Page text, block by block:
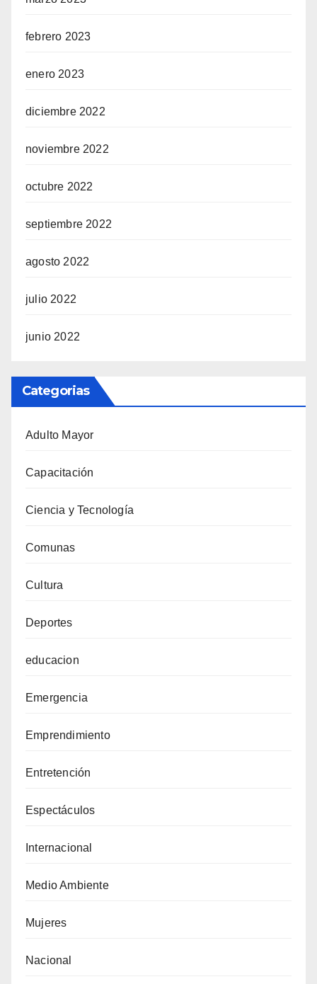
febrero 2023
enero 2023
diciembre 2022
noviembre 2022
octubre 2022
septiembre 2022
agosto 2022
julio 2022
junio 2022
Categorias
Adulto Mayor
Capacitación
Ciencia y Tecnología
Comunas
Cultura
Deportes
educacion
Emergencia
Emprendimiento
Entretención
Espectáculos
Internacional
Medio Ambiente
Mujeres
Nacional